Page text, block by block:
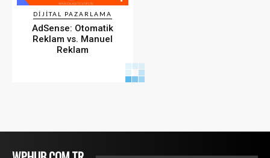
DIJITAL PAZARLAMA
AdSense: Otomatik
Reklam vs. Manuel
Reklam